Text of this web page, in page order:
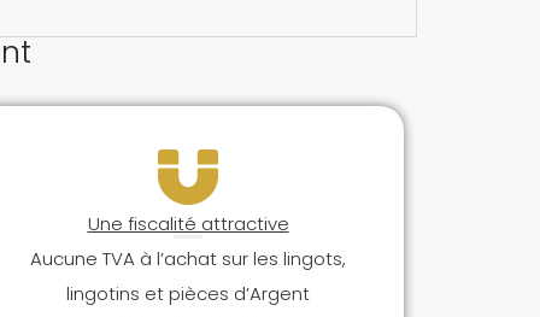
Une fiscalité attractive
Aucune TVA à l’achat sur les lingots,
lingotins et pièces d’Argent